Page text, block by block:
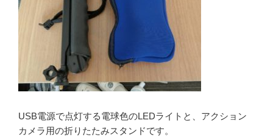
USB電源で点灯する電球色のLEDライトと、アクション
カメラ用の折りたたみスタンドです。